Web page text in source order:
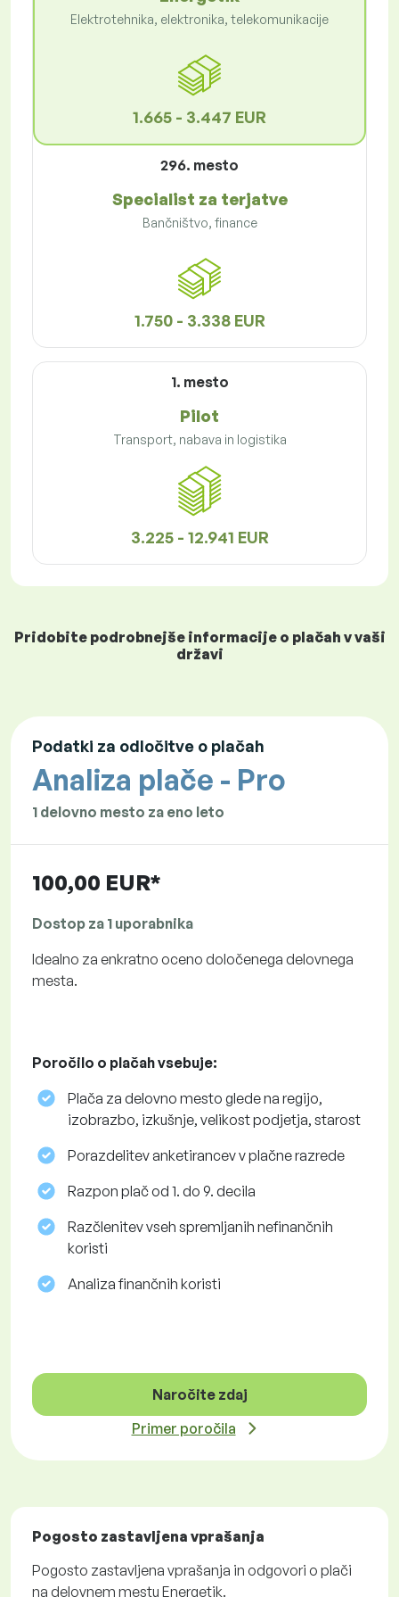
Elektrotehnika, elektronika, telekomunikacije
1.665 - 3.447 EUR
296. mesto
Specialist za terjatve
Bančništvo, finance
1.750 - 3.338 EUR
1. mesto
Pilot
Transport, nabava in logistika
3.225 - 12.941 EUR
Pridobite podrobnejše informacije o plačah v vaši
državi
Podatki za odločitve o plačah
Analiza plače - Pro
1 delovno mesto za eno leto
100,00 EUR*
Dostop za 1 uporabnika
Idealno za enkratno oceno določenega delovnega
mesta.
Poročilo o plačah vsebuje:
Plača za delovno mesto glede na regijo,
izobrazbo, izkušnje, velikost podjetja, starost
Porazdelitev anketirancev v plačne razrede
Razpon plač od 1. do 9. decila
Razčlenitev vseh spremljanih nefinančnih
koristi
Analiza finančnih koristi
Naročite zdaj
Primer poročila
Pogosto zastavljena vprašanja
Pogosto zastavljena vprašanja in odgovori o plači
na delovnem mestu Energetik.